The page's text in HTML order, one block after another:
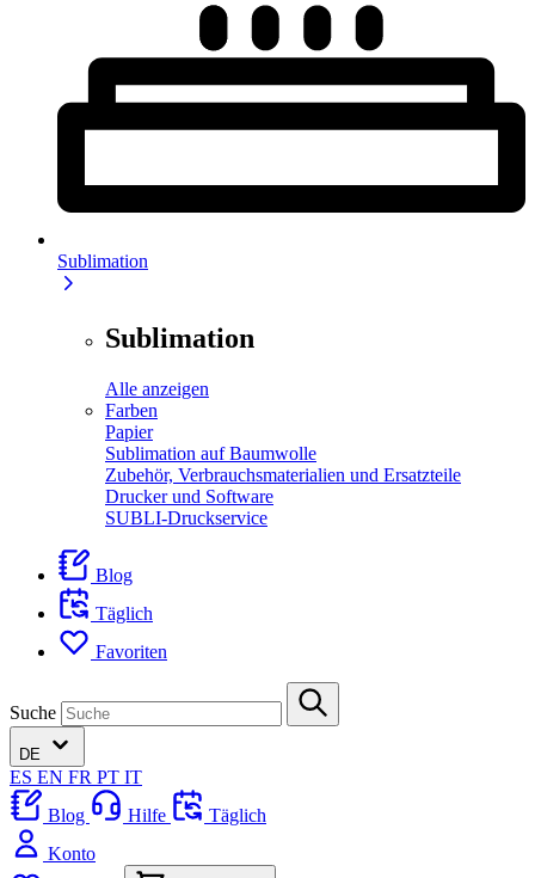
Sublimation
Sublimation
Alle anzeigen
Farben
Papier
Sublimation auf Baumwolle
Zubehör, Verbrauchsmaterialien und Ersatzteile
Drucker und Software
SUBLI-Druckservice
Blog
Täglich
Favoriten
Suche
DE
ES EN FR PT IT
Blog
Hilfe
Täglich
Konto